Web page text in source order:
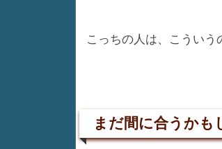
こっちの人は、こういう
まだ間に合うかも